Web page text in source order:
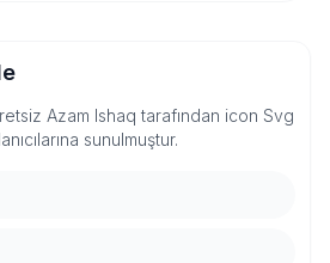
Azam Ishaq tarafından icon Svg
sunulmuştur.